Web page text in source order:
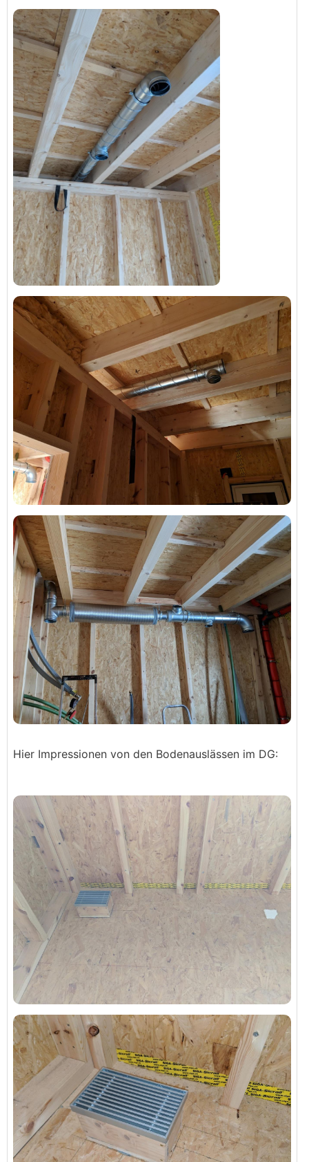
Hier Impressionen von den Bodenauslässen im DG: